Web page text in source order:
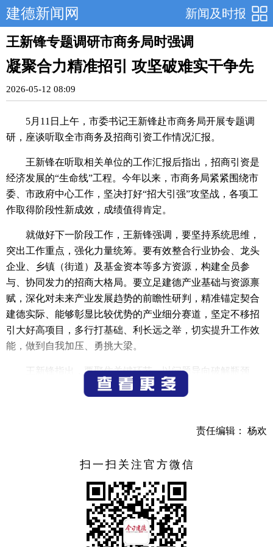
新闻及时报
建德新闻网
王新锋专题调研市商务局时强调
凝聚合力精准招引 攻坚破难实干争先
2026-05-12 08:09
5月11日上午，市委书记王新锋赴市商务局开展专题调
研，座谈听取全市商务及招商引资工作情况汇报。
王新锋在听取相关单位的工作汇报后指出，招商引资是
经济发展的“生命线”工程。今年以来，市商务局紧紧围绕市
委、市政府中心工作，坚决打好“招大引强”攻坚战，各项工
作取得阶段性新成效，成绩值得肯定。
就做好下一阶段工作，王新锋强调，要坚持系统思维，
突出工作重点，强化力量统筹。要有效整合行业协会、龙头
企业、乡镇（街道）及基金资本等多方资源，构建全员参
与、协同发力的招商大格局。要立足建德产业基础与资源禀
赋，深化对未来产业发展趋势的前瞻性研判，精准锚定契合
建德实际、能够彰显比较优势的产业细分赛道，坚定不移招
引大好高项目，多行打基础、利长远之举，切实提升工作效
能，做到自我加压、勇挑大梁。
王新锋指出，要聚焦关键环节，以问题导向破解瓶颈、
疏通堵点。要着力破解大项目选址落地难的问题，系统梳
持续紧盯大好高项目，也要努力挖掘具有高成长潜力的优质
推动形成争分夺秒、大抓落实的浓厚氛围。
王新锋强调，要积极主动融入服务全国统一大市场、国
内国际双循环，夯实经济增长基本盘，坚决防止大起大落，
实现经济平稳健康可持续发展。要更加注重工作的精准度和
可持续性，坚决克服浮躁思想和短期行为，沿着既定发展方
责任编辑： 杨欢
扫一扫关注官方微信